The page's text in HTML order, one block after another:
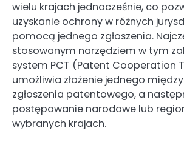
wielu krajach jednocześnie, co
uzyskanie ochrony w różnych
pomocą jednego zgłoszenia.
stosowanym narzędziem w tym
system PCT (Patent Cooperation
umożliwia złożenie jednego
zgłoszenia patentowego, a
postępowanie narodowe lub
wybranych krajach.